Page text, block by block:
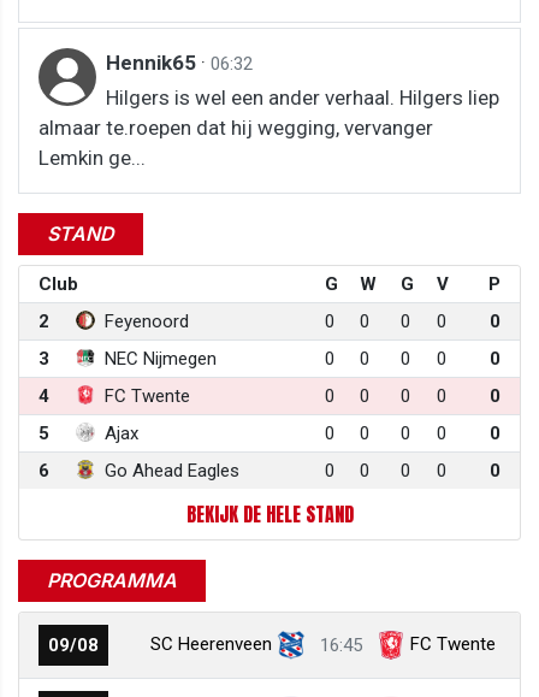
Hennik65 · 06:32
Hilgers is wel een ander verhaal. Hilgers liep
almaar te.roepen dat hij wegging, vervanger
Lemkin ge...
STAND
Club G W G V
P
2
Feyenoord 0 0 0 0
0
3
NEC Nijmegen 0 0 0 0
0
4
FC Twente 0 0 0 0
0
5
Ajax 0 0 0 0
0
6
Go Ahead Eagles 0 0 0 0 0
BEKIJK DE HELE STAND
PROGRAMMA
09/08 SC Heerenveen 16:45 FC Twente